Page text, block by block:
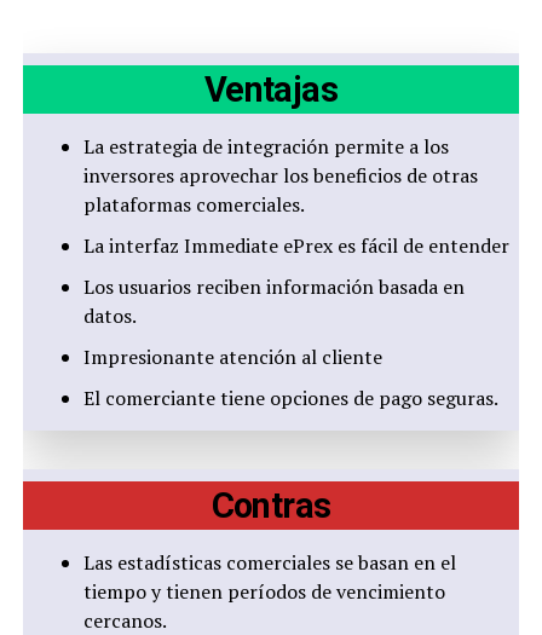
Ventajas
La estrategia de integración permite a los
inversores aprovechar los beneficios de otras
plataformas comerciales.
La interfaz Immediate ePrex es fácil de entender
Los usuarios reciben información basada en
datos.
Impresionante atención al cliente
El comerciante tiene opciones de pago seguras.
Contras
Las estadísticas comerciales se basan en el
tiempo y tienen períodos de vencimiento
cercanos.